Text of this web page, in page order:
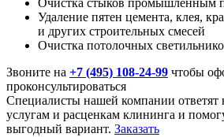
Очистка стыков промышленным
Удаление пятен цемента, клея,
и других строительных смесей
Очистка потолочных
Звоните на +7 (495) 108-24-99 чтобы
проконсультироваться
Специалисты нашей компании
услугам и расценкам клининга и
выгодный вариант. Заказать